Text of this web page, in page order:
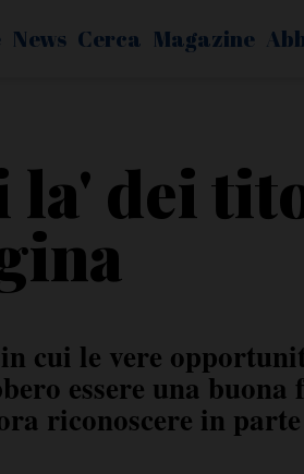
News Cerca Magazine
la' dei
cui le vere
essere una buona
riconoscere in